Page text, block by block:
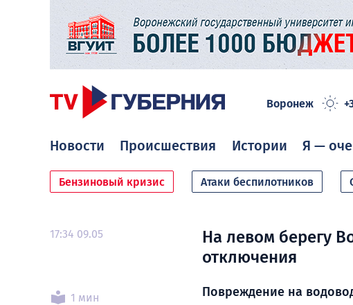
Воронеж
Новости Происшествия Истории Я —
Бензиновый кризис Атаки беспилотников
17:34 09.05
1 мин
На левом берегу
отключения
Повреждение на